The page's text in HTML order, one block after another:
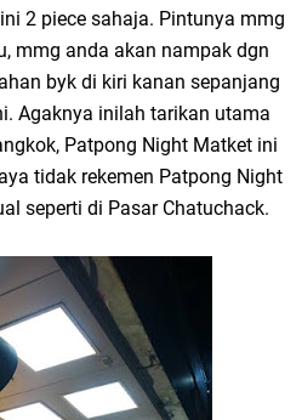
2 piece sahaja. Pintunya mmg
mmg anda akan nampak dgn
byk di kiri kanan sepanjang
Agaknya inilah tarikan utama
Patpong Night Matket ini
tidak rekemen Patpong Night
seperti di Pasar Chatuchack.